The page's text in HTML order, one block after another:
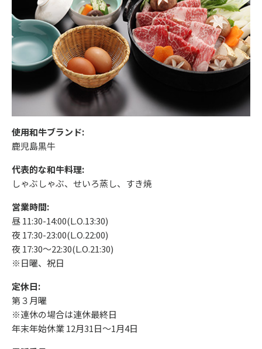
使用和牛ブランド:
鹿児島黒牛
代表的な和牛料理:
しゃぶしゃぶ、せいろ蒸し、すき焼
営業時間:
昼 11:30-14:00(L.O.13:30)
夜 17:30-23:00(L.O.22:00)
夜 17:30〜22:30(L.O.21:30)
※日曜、祝日
定休日:
第３月曜
※連休の場合は連休最終日
年末年始休業 12月31日〜1月4日